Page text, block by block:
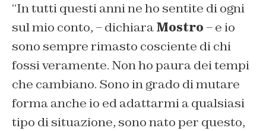
“In tutti questi anni ne ho sentite di ogni
sul mio conto, –dichiaraMostro–e io
sono sempre rimasto cosciente di chi
fossi veramente. Non ho paura dei tempi
che cambiano. Sono in grado di mutare
forma anche io ed adattarmi a qualsiasi
tipo di situazione, sono nato per questo,